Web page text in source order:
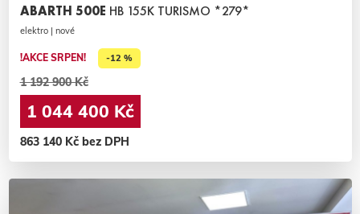
ABARTH 500E HB 155K TURISMO *279*
elektro | nové
!AKCE SRPEN! -12 %
1 192 900 Kč
1 044 400 Kč
863 140 Kč bez DPH